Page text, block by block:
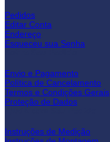
Pedidos
Editar Conta
Endereço
Esqueceu sua Senha
Envio e Pagamento
Política de Cancelamento
Termos e Condições Gerais
Proteção de Dados
Instruções de Medição